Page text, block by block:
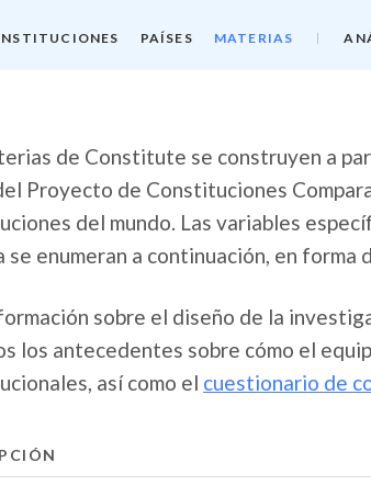
PAÍSES MATERIAS
de Constitute se construyen a
Proyecto de Constituciones
del mundo. Las variables
se enumeran a continuación, en
sobre el diseño de la
los antecedentes sobre cómo el
así como el cuestionario de